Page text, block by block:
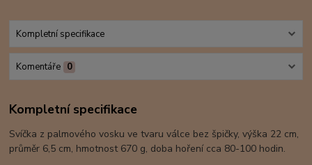
Kompletní specifikace
Komentáře 0
Kompletní specifikace
Svíčka z palmového vosku ve tvaru válce bez špičky, výška 22 cm,
průměr 6,5 cm, hmotnost 670 g, doba hoření cca 80-100 hodin.